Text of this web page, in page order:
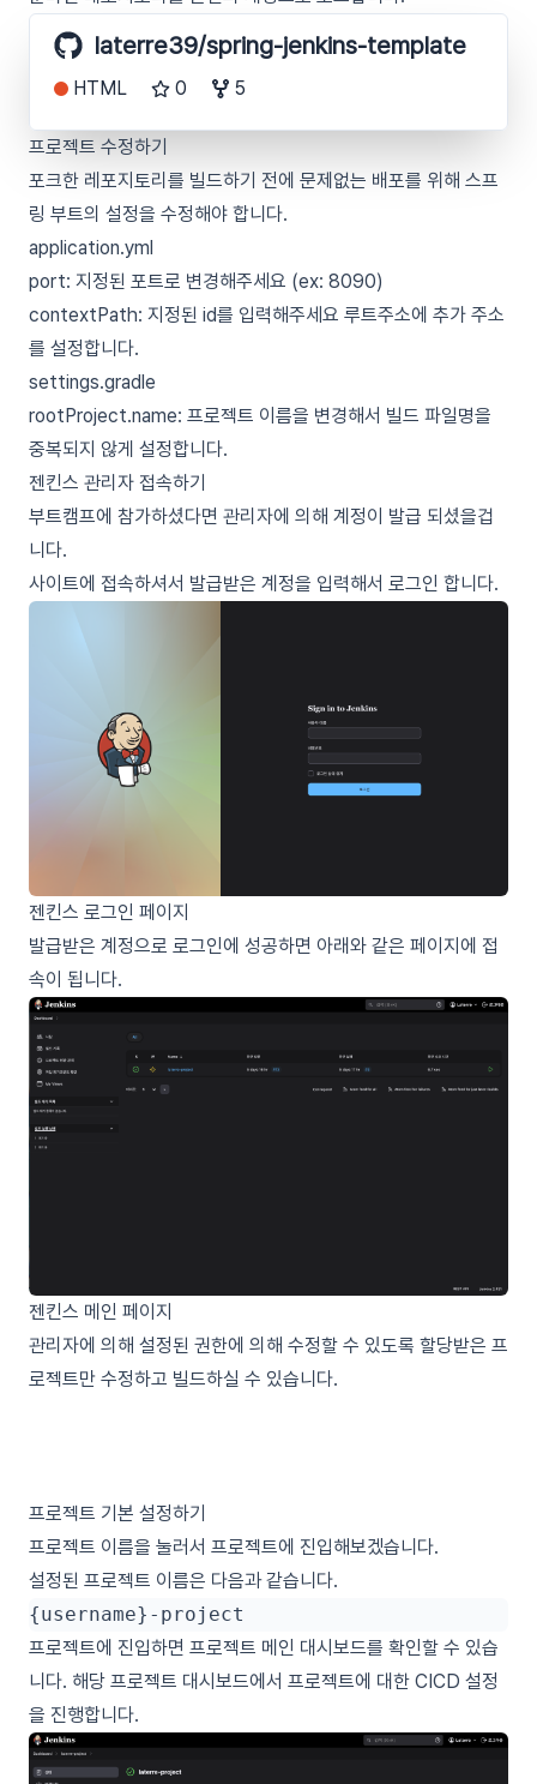
laterre39/spring-jenkins-template
HTML 0 5
프로젝트 수정하기
포크한 레포지토리를 빌드하기 전에 문제없는 배포를 위해 스프
링 부트의 설정을 수정해야 합니다.
application.yml
port: 지정된 포트로 변경해주세요 (ex: 8090)
contextPath: 지정된 id를 입력해주세요 루트주소에 추가 주소
를 설정합니다.
settings.gradle
rootProject.name: 프로젝트 이름을 변경해서 빌드 파일명을
중복되지 않게 설정합니다.
젠킨스 관리자 접속하기
부트캠프에 참가하셨다면 관리자에 의해 계정이 발급 되셨을겁
니다.
사이트에 접속하셔서 발급받은 계정을 입력해서 로그인 합니다.
젠킨스 로그인 페이지
발급받은 계정으로 로그인에 성공하면 아래와 같은 페이지에 접
속이 됩니다.
젠킨스 메인 페이지
관리자에 의해 설정된 권한에 의해 수정할 수 있도록 할당받은 프
로젝트만 수정하고 빌드하실 수 있습니다.
프로젝트 기본 설정하기
프로젝트 이름을 눌러서 프로젝트에 진입해보겠습니다.
설정된 프로젝트 이름은 다음과 같습니다.
프로젝트에 진입하면 프로젝트 메인 대시보드를 확인할 수 있습
니다. 해당 프로젝트 대시보드에서 프로젝트에 대한 CICD 설정
을 진행합니다.